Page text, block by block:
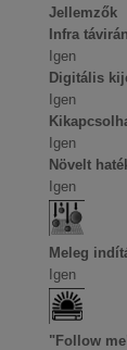
Jellemzők
Infra
Igen
Digitális
Igen
Igen
Növelt
Igen
Meleg
Igen
"Follow